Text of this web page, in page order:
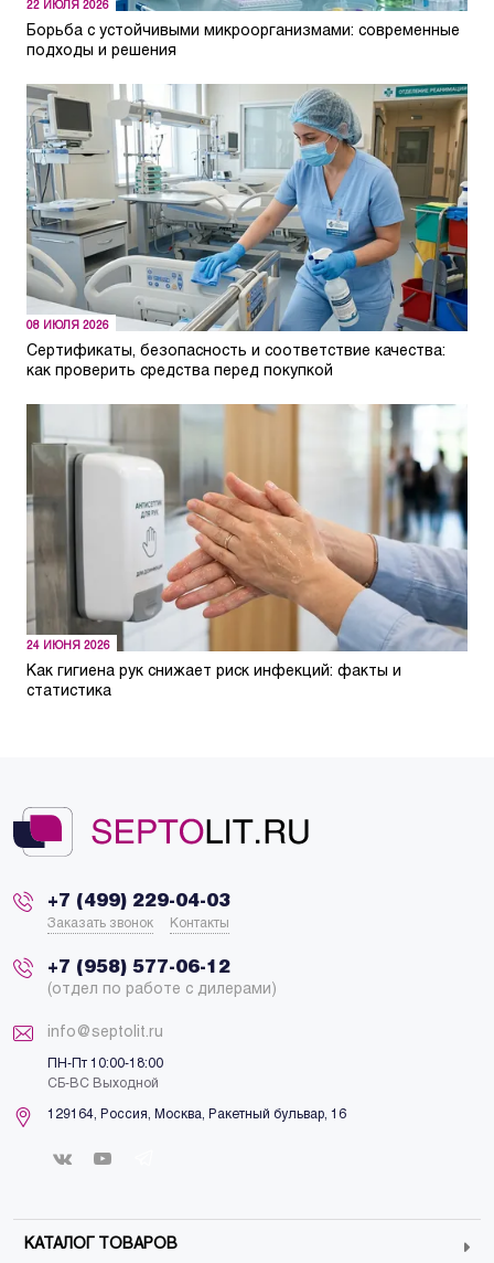
22 ИЮЛЯ 2026
Борьба с устойчивыми микроорганизмами: современные
подходы и решения
08 ИЮЛЯ 2026
Сертификаты, безопасность и соответствие качества:
как проверить средства перед покупкой
24 ИЮНЯ 2026
Как гигиена рук снижает риск инфекций: факты и
статистика
+7 (499) 229-04-03
Заказать звонок Контакты
+7 (958) 577-06-12
(отдел по работе с дилерами)
info@septolit.ru
ПН-Пт 10:00-18:00
СБ-ВС Выходной
129164, Россия, Москва, Ракетный бульвар, 16
КАТАЛОГ ТОВАРОВ